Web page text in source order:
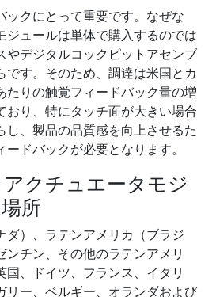
ックにとって重要です。なぜな
ジュールは単体で購入するのでは
やデジタルコックピットアセンブ
です。そのため、調達は米国とカ
たりの触覚フィードバック量の増
おり、特にタッチ面が大きい場合
し、製品の品質感を向上させるた
ドバックが必要となります。
クチュエータモジ
所
ダ）、ラテンアメリカ（ブラジ
ンチン、その他のラテンアメリ
国、ドイツ、フランス、イタリ
リー、ベルギー、オランダおよび